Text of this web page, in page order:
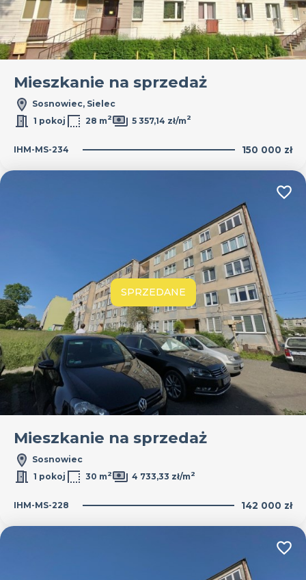
Mieszkanie na sprzedaż
Sosnowiec, Sielec
1 pokoj
28 m2 5 357,14 zł/m2
IHM-MS-234 150 000 zł
SPRZEDANE
Mieszkanie na sprzedaż
Sosnowiec
1 pokoj
30 m2 4 733,33 zł/m2
IHM-MS-228 142 000 zł